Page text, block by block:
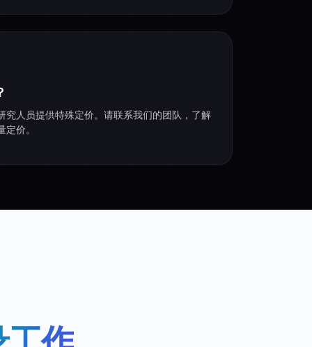
究人员提供特殊定价。请联系我们的团队，了解
价。